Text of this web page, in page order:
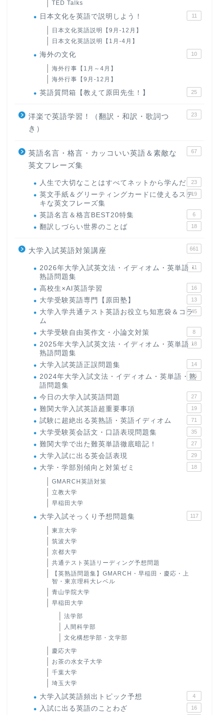
TED Talks
日本文化を英語で説明しよう！ 11
日本文化英語説明【9月-12月】
日本文化英語説明【1月-4月】
海外の文化 10
海外行事【1月～4月】
海外行事【9月-12月】
英語質問箱【教えて原田先生！】 25
洋楽で英語学習！（翻訳・和訳・歌詞つ
き）
23
英語名言・格言・カッコいい英語＆素敵な
英文フレーズ集
67
人生で大切なことはすべてネットから学んだ 23
英文手紙＆グリーティングカードに使えるステ
キな英文フレーズ集
19
英語名言＆格言BEST20特集 6
翻訳しづらい世界のことば 18
大学入試英語対策講座 661
2026年大学入試英文法・イディオム・英単語・
熟語問題集
11
高校生×AI英語学習 16
大学受験英語専門【原田塾】 13
大学入学共通テスト英語お役立ち知恵袋＆コラ
ム
45
大学受験自由英作文・小論文対策 8
2025年大学入試英文法・イディオム・英単語・
熟語問題集
18
大学入試英語正誤問題集 14
2024年大学入試文法・イディオム・英単語・熟
語問題集
15
今日の大学入試英語問題 27
難関大学入試英語超重要事項 19
試験に超絶出る英熟語・英語イディオム 71
大学受験英会話文・口語表現問題集 35
難関大学で出た難英単語徹底暗記！ 27
大学入試に出る英会話表現 29
大学・学部別傾向と対策ゼミ 18
GMARCH英語対策
立教大学
早稲田大学
大学入試そっくり予想問題集 117
東京大学
筑波大学
京都大学
共通テスト英語リーディング予想問題
【英熟語問題集】GMARCH・早稲田・慶応・上
智・東京理科大レベル
青山学院大学
早稲田大学
法学部
人間科学部
文化構想学部・文学部
慶応大学
お茶の水女子大学
千葉大学
埼玉大学
大学入試英語頻出トピック予想 4
入試に出る英語のことわざ 16